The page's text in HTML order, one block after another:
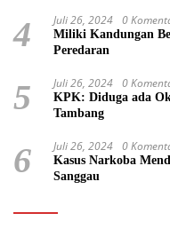
4 Juli 26, 2024 0
Miliki Kandungan
Peredaran
5 Juli 26, 2024 0
KPK: Diduga ada
Tambang
6 Juli 26, 2024 0
Kasus Narkoba
Sanggau